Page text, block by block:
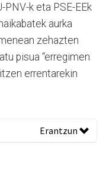
PNV-k eta PSE-EEk
aurka
zehazten
pisua “erregimen
errentarekin
Erantzun